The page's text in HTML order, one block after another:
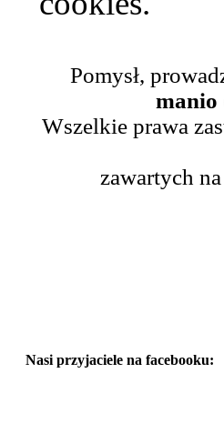
Pomysł,
manio
Wszelkie prawa
zawartych
Nasi przyjaciele na facebooku: